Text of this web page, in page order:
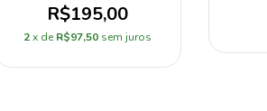
R$195,00
2 x de R$97,50 sem juros